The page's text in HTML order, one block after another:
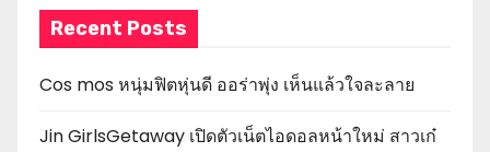
Recent Posts
Cos mos หนุ่มฟิตหุ่นดี ออร่าพุ่ง เห็นแล้วใจละลาย
Jin GirlsGetaway เปิดตัวเน็ตไอดอลหน้าใหม่ สาวเก๋